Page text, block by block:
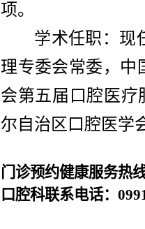
项。
学术任职： 现
理专委会常委，中
会第五届口腔医疗
尔自治区口腔医学
门诊预约健康服务热
口腔科联系电话：